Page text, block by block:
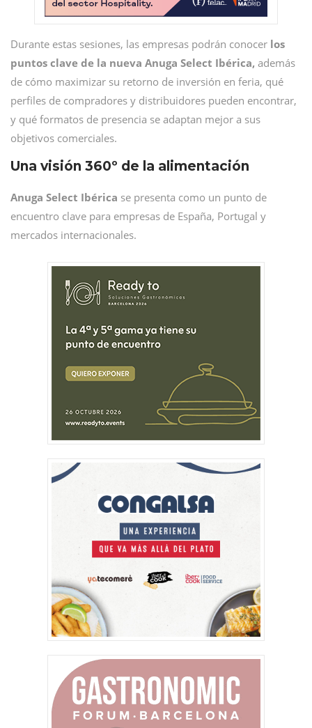
Durante estas sesiones, las empresas podrán conocer los
puntos clave de la nueva Anuga Select Ibérica, además
de cómo maximizar su retorno de inversión en feria, qué
perfiles de compradores y distribuidores pueden encontrar,
y qué formatos de presencia se adaptan mejor a sus
objetivos comerciales.
Una visión 360º de la alimentación
Anuga Select Ibérica se presenta como un punto de
encuentro clave para empresas de España, Portugal y
mercados internacionales.